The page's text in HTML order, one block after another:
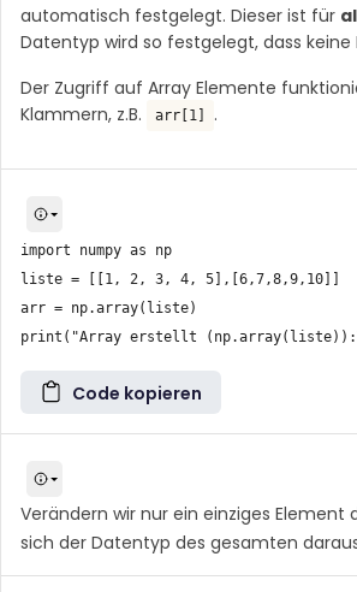
automatisch festgelegt. Dieser ist für
Datentyp wird so festgelegt, dass
Der Zugriff auf Array Elemente
Klammern, z.B.
arr[1] .
import numpy as np
liste = [[1, 2, 3, 4, 5],[6,7,8,9,10]]
arr = np.array(liste)
Code kopieren
Verändern wir nur ein einziges Element
sich der Datentyp des gesamten